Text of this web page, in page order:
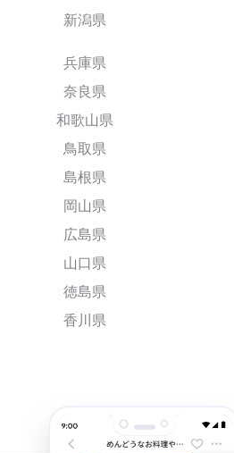
新潟県
兵庫県
奈良県
和歌山県
鳥取県
島根県
岡山県
広島県
山口県
徳島県
香川県